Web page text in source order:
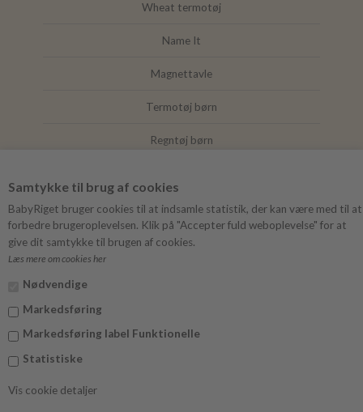
Samtykke til brug af cookies
BabyRiget bruger cookies til at indsamle statistik, der kan være med til at
forbedre brugeroplevelsen. Klik på "Accepter fuld weboplevelse" for at
give dit samtykke til brugen af cookies.
Læs mere om cookies her
Nødvendige
Markedsføring
Markedsføring label Funktionelle
Statistiske
Vis cookie detaljer
Wheat termotøj
Name It
Magnettavle
Termotøj børn
Regntøj børn
Mushie
Facebook